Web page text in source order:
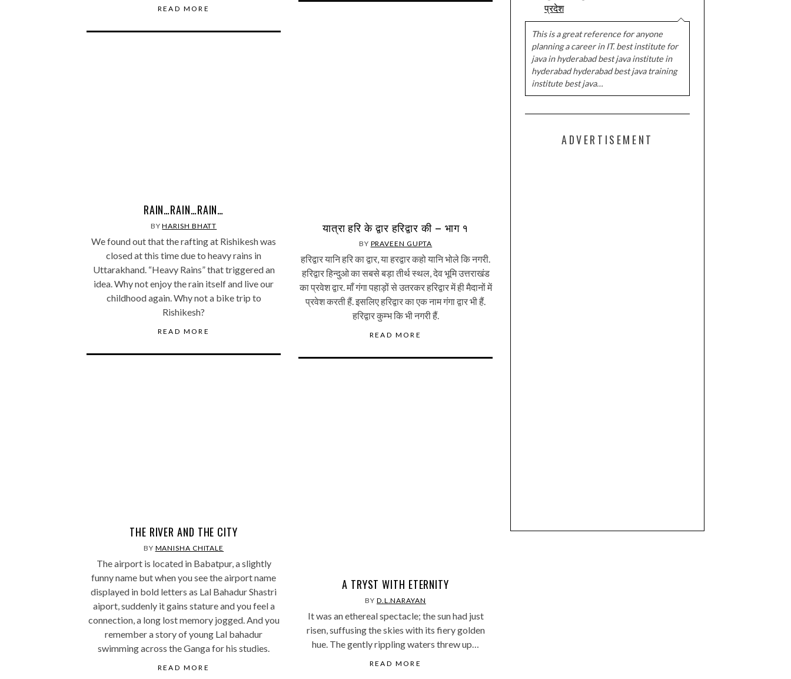
READ MORE
यात्रा हरि के द्वार हरिद्वार की – भाग १
BY PRAVEEN GUPTA
हरिद्वार यानि हरि का द्वार, या हरद्वार कहो यानि भोले कि नगरी.
हरिद्वार हिन्दुओ का सबसे बड़ा तीर्थ स्थल, देव भूमि उत्तराखंड
का प्रवेश द्वार. माँ गंगा पहाड़ों से उतरकर हरिद्वार में ही मैदानों में
प्रवेश करती हैं. इसलिए हरिद्वार का एक नाम गंगा द्वार भी हैं.
हरिद्वार कुम्भ कि भी नगरी हैं.
READ MORE
RAIN…RAIN…RAIN…
BYHARISH BHATT
We found out that the rafting at Rishikesh was
closed at this time due to heavy rains in
Uttarakhand. “Heavy Rains” that triggered an
idea. Why not enjoy the rain itself and live our
childhood again. Why not a bike trip to
Rishikesh?
READ MORE
THE RIVER AND THE CITY
BY MANISHA CHITALE
The airport is located in Babatpur, a slightly
funny name but when you see the airport name
displayed in bold letters as Lal Bahadur Shastri
aiport, suddenly it gains stature and you feel a
connection, a long lost memory jogged. And you
remember a story of young Lal bahadur
swimming across the Ganga for his studies.
READ MORE
A TRYST WITH ETERNITY
BY D.L.NARAYAN
It was an ethereal spectacle; the sun had just
risen, suffusing the skies with its fiery golden
hue. The gently rippling waters threw up…
READ MORE
प्रदेश
This is a great reference for anyone
planning a career in IT. best institute for
java in hyderabad best java institute in
hyderabad hyderabad best java training
institute best java…
ADVERTISEMENT